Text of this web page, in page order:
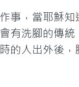
事，當耶穌
有洗腳的傳
的人出外後